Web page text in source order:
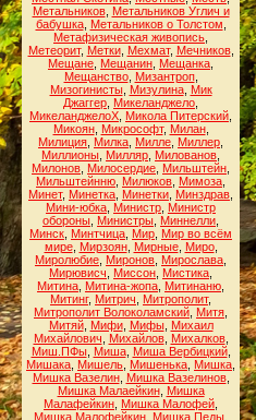
Метальников, Метальников Углич и
бабушка, Метальников о Толстом
Метафизическая живопись
Метеорит, Метки, Мехмат, Мечников,
Мещане Мещанин Мещанка
Мещанство, Мизантроп,
Мизогинисты, Мизулина, Мик
Джаггер Микеланджело
МикеланджелоХ Микола Питерский
Микоян, Микрософт, Милан,
Милиция Милка Милле Миллер
Миллионы Милляр Милованов
Милонов Милосердие Мильштейн
Мильштейнню Милюков Мимоза
Минет, Минетка Минетки Минздрав
Мини-юбка Министр Министр
обороны Министры Миннелли
Минск Минтчица Мир Мир во всём
мире, Мирзоян, Мирные, Миро,
Миролюбие Миронов Мирослава
Мирювисч
Миссон Мистика
Митина Митина-жопа Митинаню
Митинг, Митрич Митрополит,
Митрополит Волоколамский Митя
Митяй, Мифи, Мифы, Михаил
Михайлович
Михайлов, Михалков,
Миш.ПФы, Миша, Миша Вербицкий,
Мишака Мишель Мишенька Мишка
Мишка Вазелин, Мишка Вазелинов,
Мишка Малаейкин, Мишка
Малафейкин Мишка Малофей
Мишка Малофейкин Мишка Педы